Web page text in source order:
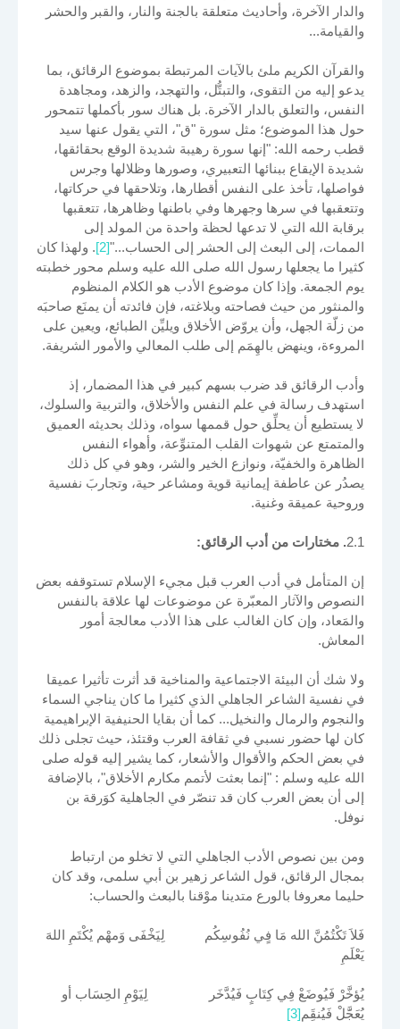
والدار الآخرة، وأحاديث متعلقة بالجنة والنار، والقبر والحشر
والقيامة...
والقرآن الكريم ملئ بالآيات المرتبطة بموضوع الرقائق، بما
يدعو إليه من التقوى، والتبتُّل، والتهجد، والزهد، ومجاهدة
النفس، والتعلق بالدار الآخرة. بل هناك سور بأكملها تتمحور
حول هذا الموضوع؛ مثل سورة "ق"، التي يقول عنها سيد
قطب رحمه الله: "إنها سورة رهيبة شديدة الوقع بحقائقها،
شديدة الإيقاع ببنائها التعبيري، وصورها وظلالها وجرس
فواصلها، تأخذ على النفس أقطارها، وتلاحقها في حركاتها،
وتتعقبها في سرها وجهرها وفي باطنها وظاهرها، تتعقبها
برقابة الله التي لا تدعها لحظة واحدة من المولد إلى
الممات، إلى البعث إلى الحشر إلى الحساب..."[2]
. ولهذا كان
كثيرا ما يجعلها رسول الله صلى الله عليه وسلم محور خطبته
يوم الجمعة. وإذا كان موضوع الأدب هو الكلام المنظوم
والمنثور من حيث فصاحته وبلاغته، فإن فائدته أن يمنَع صاحبَه
من زلّة الجهل، وأن يروّض الأخلاق ويليِّن الطبائع، ويعين على
المروءة، وينهض بالهِمَم إلى طلب المعالي والأمور الشريفة.
وأدب الرقائق قد ضرب بسهم كبير في هذا المضمار، إذ
استهدف رسالة في علم النفس والأخلاق، والتربية والسلوك،
لا يستطيع أن يحلِّق حول قممها سواه، وذلك بحديثه العميق
والمتمتع عن شهوات القلب المتنوِّعة، وأهواء النفس
الظاهرة والخفيّة، ونوازع الخير والشر، وهو في كل ذلك
يصدُر عن عاطفة إيمانية قوية ومشاعر حية، وتجاربَ نفسية
وروحية عميقة وغنية.
2.1. مختارات من أدب الرقائق:
إن المتأمل في أدب العرب قبل مجيء الإسلام تستوقفه بعض
النصوص والآثار المعبّرة عن موضوعات لها علاقة بالنفس
والمَعاد، وإن كان الغالب على هذا الأدب معالجة أمور
المعاش.
ولا شك أن البيئة الاجتماعية والمناخية قد أثرت تأثيرا عميقا
في نفسية الشاعر الجاهلي الذي كثيرا ما كان يناجي السماء
والنجوم والرمال والنخيل... كما أن بقايا الحنيفية الإبراهيمية
كان لها حضور نسبي في ثقافة العرب وقتئذ، حيث تجلى ذلك
في بعض الحكم والأقوال والأشعار، كما يشير إليه قوله صلى
الله عليه وسلم : "إنما بعثت لأتمم مكارم الأخلاق"، بالإضافة
إلى أن بعض العرب كان قد تنصّر في الجاهلية كوَرقة بن
نوفل.
ومن بين نصوص الأدب الجاهلي التي لا تخلو من ارتباط
بمجال الرقائق، قول الشاعر زهير بن أبي سلمى، وقد كان
حليما معروفا بالورع متدينا موْقنا بالبعث والحساب:
فَلاَ تَكْتُمُنَّ الله مَا فٍي نُفُوسِكُم لِيَخْفَى وَمهْم يُكْتَمِ اللهَ
يَعْلَمِ
يُؤخَّرْ فَيُوضَعْ فِي كِتَابٍ فَيُدَّخَر لِيَوْمِ الحِسَاب أو
يُعَجََّلْ فَيُنقَِم[3]